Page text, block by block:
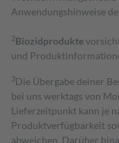
Anwendungshinweise
2Biozidprodukte
und
3Die Übergabe deiner
bei uns werktags von
Lieferzeitpunkt kann je
Produktverfügbarkeit
abweichen. Darüber